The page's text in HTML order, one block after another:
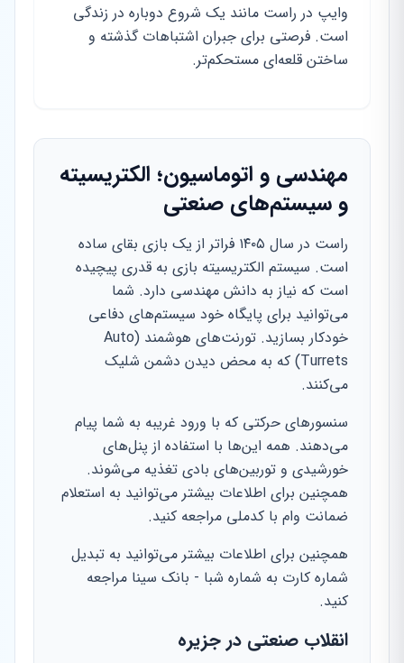
وایپ در راست مانند یک شروع دوباره در زندگی
است. فرصتی برای جبران اشتباهات گذشته و
ساختن قلعه‌ای مستحکم‌تر.
مهندسی و اتوماسیون؛ الکتریسیته
و سیستم‌های صنعتی
راست در سال ۱۴۰۵ فراتر از یک بازی بقای ساده
است. سیستم الکتریسیته بازی به قدری پیچیده
است که نیاز به دانش مهندسی دارد. شما
می‌توانید برای پایگاه خود سیستم‌های دفاعی
خودکار بسازید. تورنت‌های هوشمند (Auto
Turrets) که به محض دیدن دشمن شلیک
می‌کنند.
سنسورهای حرکتی که با ورود غریبه به شما پیام
می‌دهند. همه این‌ها با استفاده از پنل‌های
خورشیدی و توربین‌های بادی تغذیه می‌شوند.
همچنین برای اطلاعات بیشتر می‌توانید به استعلام
ضمانت وام با کدملی مراجعه کنید.
همچنین برای اطلاعات بیشتر می‌توانید به تبدیل
شماره کارت به شماره شبا - بانک سینا مراجعه
کنید.
انقلاب صنعتی در جزیره